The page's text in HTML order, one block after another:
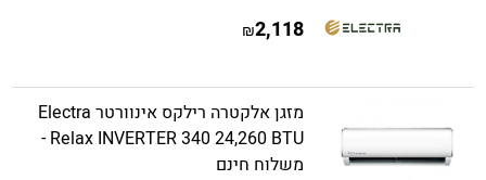
2,118
₪
מזגן אלקטרה רילקס אינוורטר Electra
Relax INVERTER 340 24,260 BTU -
משלוח חינם